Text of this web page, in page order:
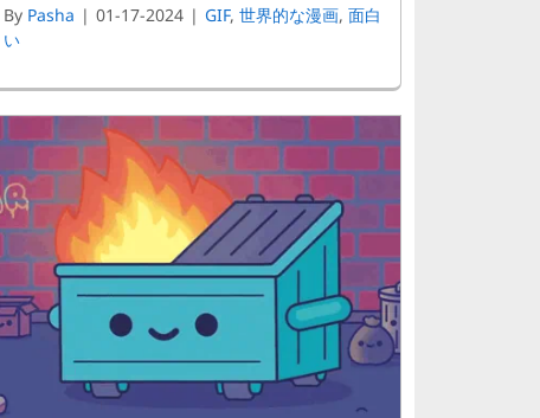
By Pasha | 01-17-2024 | GIF, 世界的な漫画, 面白
い